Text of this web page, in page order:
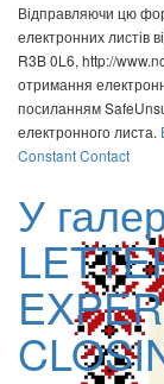
контакту.
Будь
ласка,
залиште
це
поле
порожнім.
Відправляючи цю
електронних листів
R3B 0L6, http://
отримання
посиланням
електронного листа.
Constant Contact
У